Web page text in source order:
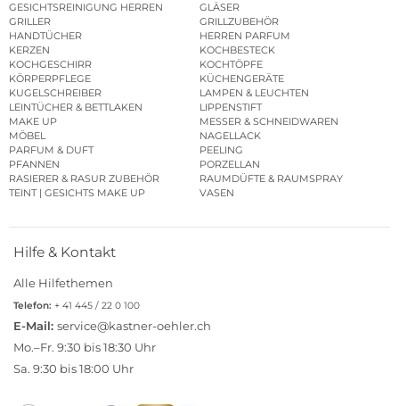
GESICHTSREINIGUNG HERREN
GLÄSER
GRILLER
GRILLZUBEHÖR
HANDTÜCHER
HERREN PARFUM
KERZEN
KOCHBESTECK
KOCHGESCHIRR
KOCHTÖPFE
KÖRPERPFLEGE
KÜCHENGERÄTE
KUGELSCHREIBER
LAMPEN & LEUCHTEN
LEINTÜCHER & BETTLAKEN
LIPPENSTIFT
MAKE UP
MESSER & SCHNEIDWAREN
MÖBEL
NAGELLACK
PARFUM & DUFT
PEELING
PFANNEN
PORZELLAN
RASIERER & RASUR ZUBEHÖR
RAUMDÜFTE & RAUMSPRAY
TEINT | GESICHTS MAKE UP
VASEN
Hilfe & Kontakt
Alle Hilfethemen
Telefon: + 41 445 / 22 0 100
E-Mail: service@kastner-oehler.ch
Mo.–Fr. 9:30 bis 18:30 Uhr
Sa. 9:30 bis 18:00 Uhr